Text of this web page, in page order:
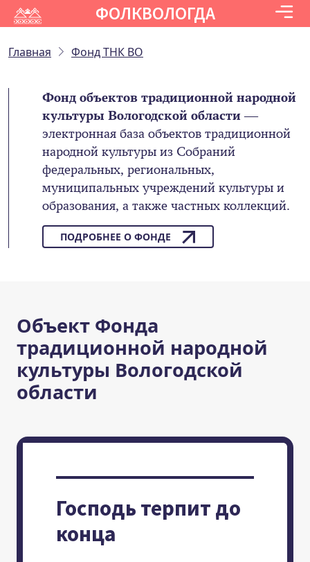
ФОЛКВОЛОГДА
Главная Фонд ТНК ВО
Фонд объектов традиционной народной
культуры Вологодской области—
электронная база объектов традиционной
народной культуры из Собраний
федеральных, региональных,
муниципальных учреждений культуры и
образования, а также частных коллекций.
ПОДРОБНЕЕ О ФОНДЕ
Объект Фонда
традиционной народной
культуры Вологодской
области
Господь терпит до
конца